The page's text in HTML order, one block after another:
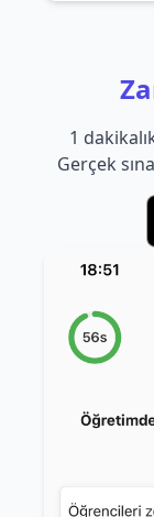
1
Gerçek